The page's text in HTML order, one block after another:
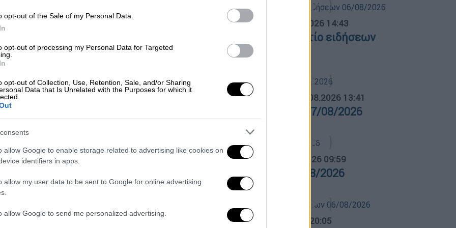
opt-out of the Sale of my Personal Data.
opt-out of processing my Personal Data for Targeted
opt-out of Collection, Use, Retention, Sale, and/or Sharing
Data that Is Unrelated with the Purposes for which it
allow Google to enable storage related to advertising like cookies on
identifiers in apps.
allow my user data to be sent to Google for online advertising
allow Google to send me personalized advertising.
Αθλητισμός 27.04.2021 17:52
στο Παγκόσμιο Πρωτάθλημα RSX
Πρωτάθλημα
Αθλητισμός|17.08.2019 13:19
Ο διάπλους 18 μιλίων της
81χρονης Αναστασίας που ενώνει
Η Αναστασία Γερολυμάτου στις 25
Μεσημεριανό... 06.08.2026 14:43
Μεσημεριανό δελτίο ειδήσεων
06/08/2026
ΑΘΛΗΤΙΚΟ ΔΕΛΤΙΟ 07.08.2026 13:41
Αθλητικό δελτίο 07/08/2026
Ώρα Ελλάδος... 07.08.2026 09:59
Ώρα Ελλάδος 07/08/2026
Κεντρικό... 06.08.2026 20:05